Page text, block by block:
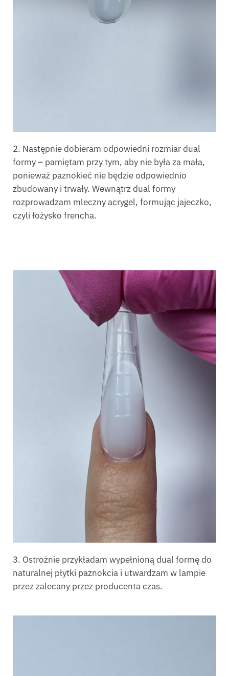
2. Następnie dobieram odpowiedni rozmiar dual
formy – pamiętam przy tym, aby nie była za mała,
ponieważ paznokieć nie będzie odpowiednio
zbudowany i trwały. Wewnątrz dual formy
rozprowadzam mleczny acrygel, formując jajeczko,
czyli łożysko frencha.
3. Ostrożnie przykładam wypełnioną dual formę do
naturalnej płytki paznokcia i utwardzam w lampie
przez zalecany przez producenta czas.